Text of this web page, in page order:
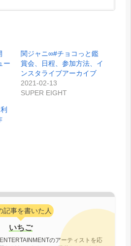
ー
関ジャニ∞#チョコっと鑑
賞会、日程、参加方法、イ
ンスタライブアーカイブ
2021-02-13
SUPER EIGHT
記事を書いた人
いちご
のアーティストを応